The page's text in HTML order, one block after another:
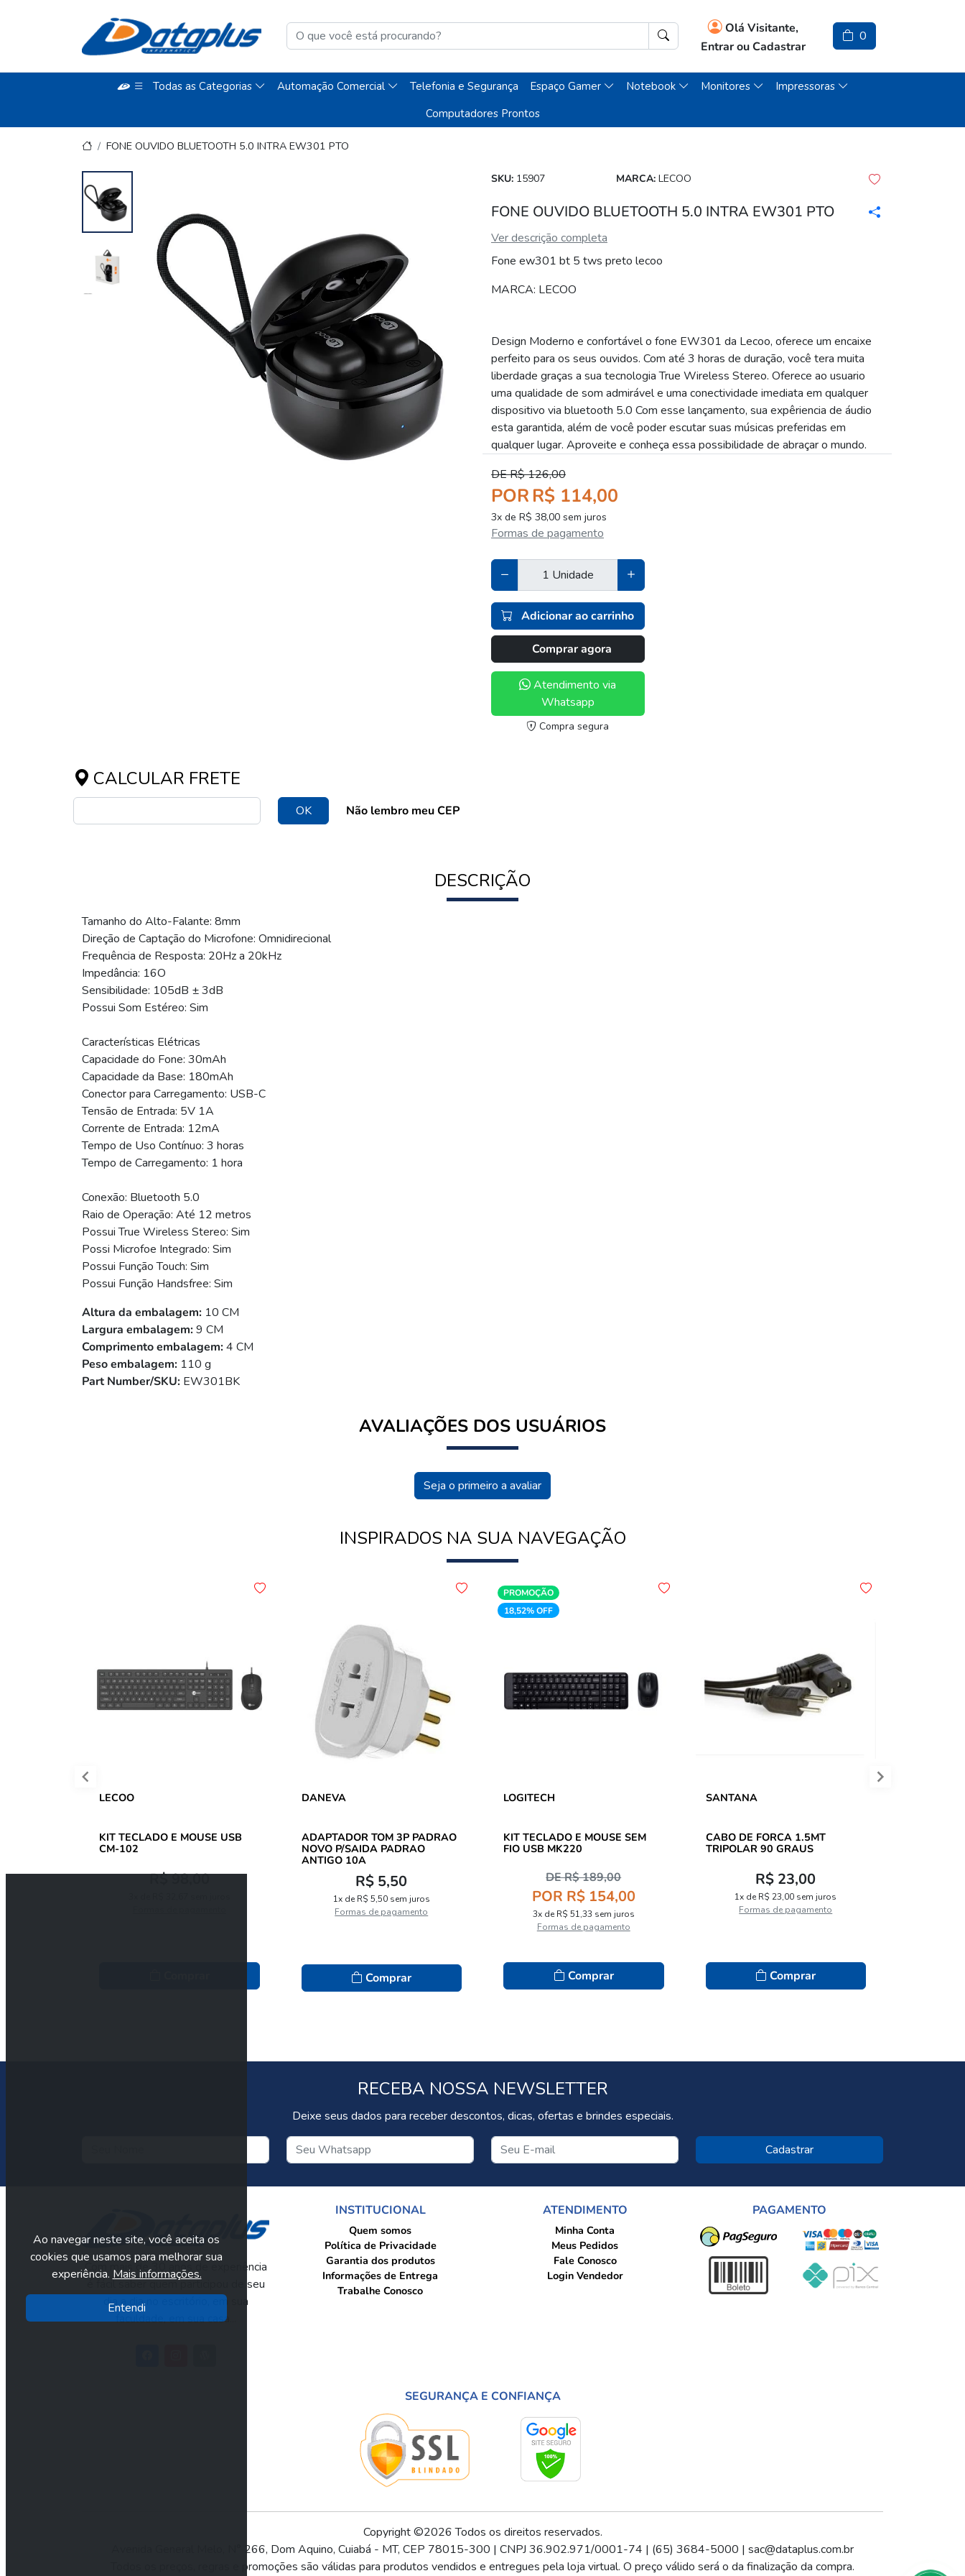
Olá Visitante,
Entrar ou Cadastrar
0
Todas as Categorias Automação Comercial Telefonia e Segurança Espaço Gamer Notebook Monitores
Impressoras
Computadores Prontos
FONE OUVIDO BLUETOOTH 5.0 INTRA EW301 PTO
SKU: 15907 MARCA: LECOO
FONE OUVIDO BLUETOOTH 5.0 INTRA EW301 PTO
Ver descrição completa
Fone ew301 bt 5 tws preto lecoo
MARCA: LECOO
Design Moderno e confortável o fone EW301 da Lecoo, oferece um encaixe
perfeito para os seus ouvidos. Com até 3 horas de duração, você tera muita
liberdade graças a sua tecnologia True Wireless Stereo. Oferece ao usuario
uma qualidade de som admirável e uma conectividade imediata em qualquer
dispositivo via bluetooth 5.0 Com esse lançamento, sua expêriencia de áudio
esta garantida, além de você poder escutar suas músicas preferidas em
qualquer lugar. Aproveite e conheça essa possibilidade de abraçar o mundo.
DE R$ 126,00
POR R$ 114,00
3x de R$ 38,00 sem juros
Formas de pagamento
Adicionar ao carrinho
Comprar agora
Atendimento via
Whatsapp
Compra segura
CALCULAR FRETE
OK Não lembro meu CEP
DESCRIÇÃO
Tamanho do Alto-Falante: 8mm
Direção de Captação do Microfone: Omnidirecional
Frequência de Resposta: 20Hz a 20kHz
Impedância: 16O
Sensibilidade: 105dB ± 3dB
Possui Som Estéreo: Sim
Características Elétricas
Capacidade do Fone: 30mAh
Capacidade da Base: 180mAh
Conector para Carregamento: USB-C
Tensão de Entrada: 5V 1A
Corrente de Entrada: 12mA
Tempo de Uso Contínuo: 3 horas
Tempo de Carregamento: 1 hora
Conexão: Bluetooth 5.0
Raio de Operação: Até 12 metros
Possui True Wireless Stereo: Sim
Possi Microfoe Integrado: Sim
Possui Função Touch: Sim
Possui Função Handsfree: Sim
Altura da embalagem: 10 CM
Largura embalagem:9 CM
Comprimento embalagem:4 CM
Peso embalagem: 110 g
Part Number/SKU: EW301BK
AVALIAÇÕES DOS USUÁRIOS
Seja o primeiro a avaliar
INSPIRADOS NA SUA NAVEGAÇÃO
LECOO
KIT TECLADO E MOUSE USB
CM-102
R$ 98,00
DANEVA
ADAPTADOR TOM 3P PADRAO
NOVO P/SAIDA PADRAO
ANTIGO 10A
R$ 5,50
1x de R$ 5,50 sem juros
Formas de pagamento
Comprar
PROMOÇÃO
18,52% OFF
LOGITECH
KIT TECLADO E MOUSE SEM
FIO USB MK220
DE R$ 189,00
POR R$ 154,00
3x de R$ 51,33 sem juros
Formas de pagamento
Comprar
SANTANA
CABO DE FORCA 1.5MT
TRIPOLAR 90 GRAUS
R$ 23,00
1x de R$ 23,00 sem juros
Formas de pagamento
Comprar
RECEBA NOSSA NEWSLETTER
Deixe seus dados para receber descontos, dicas, ofertas e brindes especiais.
Cadastrar
Com mais de 30 anos de experiência
é fácil saber quem participou de seu
dia a dia no escritório, em sua
faculdade, em sua casa...
INSTITUCIONAL
Quem somos
Política de Privacidade
Garantia dos produtos
Informações de Entrega
Trabalhe Conosco
ATENDIMENTO
Minha Conta
Meus Pedidos
Fale Conosco
Login Vendedor
PAGAMENTO
SEGURANÇA E CONFIANÇA
Copyright ©2026 Todos os direitos reservados.
Avenida General Melo, N° 266, Dom Aquino, Cuiabá - MT, CEP 78015-300 | CNPJ 36.902.971/0001-74 | (65) 3684-5000 | sac@dataplus.com.br
Todos os preços, regras e promoções são válidas para produtos vendidos e entregues pela loja virtual. O preço válido será o da finalização da compra.
Ao navegar neste site, você aceita os
cookies que usamos para melhorar sua
experiência. Mais informações.
Entendi